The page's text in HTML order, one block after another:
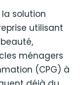
la solution
utilisant
ménagers
(CPG) à